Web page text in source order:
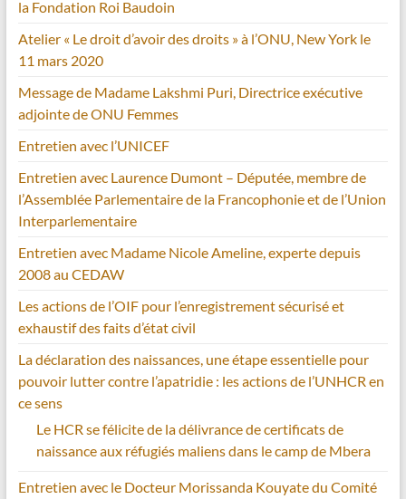
la Fondation Roi Baudoin
Atelier « Le droit d’avoir des droits » à l’ONU, New York le
11 mars 2020
Message de Madame Lakshmi Puri, Directrice exécutive
adjointe de ONU Femmes
Entretien avec l’UNICEF
Entretien avec Laurence Dumont – Députée, membre de
l’Assemblée Parlementaire de la Francophonie et de l’Union
Interparlementaire
Entretien avec Madame Nicole Ameline, experte depuis
2008 au CEDAW
Les actions de l’OIF pour l’enregistrement sécurisé et
exhaustif des faits d’état civil
La déclaration des naissances, une étape essentielle pour
pouvoir lutter contre l’apatridie : les actions de l’UNHCR en
ce sens
Le HCR se félicite de la délivrance de certificats de
naissance aux réfugiés maliens dans le camp de Mbera
Entretien avec le Docteur Morissanda Kouyate du Comité